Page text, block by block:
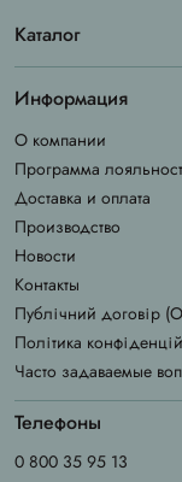
Каталог
Информация
О компании
Программа
Доставка и оплата
Производство
Новости
Контакты
Публічний договір
Політика
Часто задаваемые
Телефоны
0 800 35 95 13